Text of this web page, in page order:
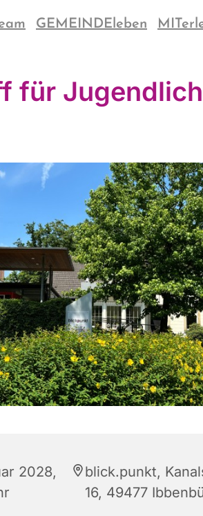
GEMEINDEleben
für
2028,
blick.punkt,
16, 49477